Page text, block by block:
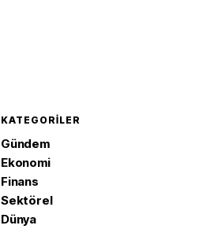
KATEGORILER
Gündem
Ekonomi
Finans
Sektörel
Dünya